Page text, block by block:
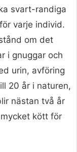
svart-randiga
varje individ.
om det
i gnuggar och
urin, avföring
20 år i naturen,
nästan två år
kött för